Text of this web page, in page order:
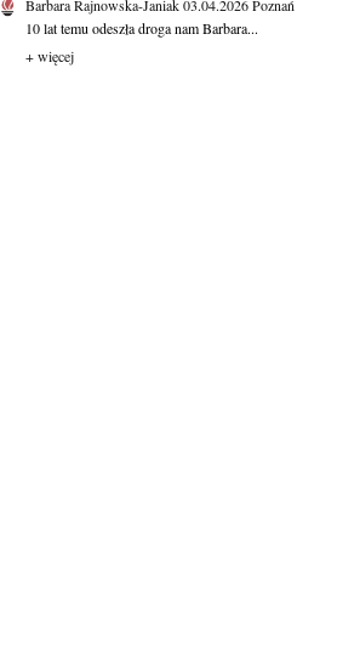
Barbara Rajnowska-Janiak03.04.2026Poznań
10 lat temu odeszła droga nam Barbara...
+ więcej